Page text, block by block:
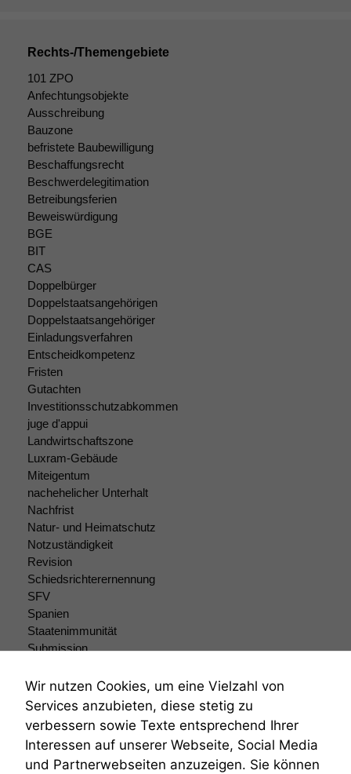
Rechts-/Themengebiete
101 ZPO
Anfechtungsobjekte
Ausschreibung
Bauzone
befristete Baubewilligung
Beschaffungsrecht
Beschwerdelegitimation
Betreibungsferien
Beweiswürdigung
BGE
BIT
CAS
Doppelbürger
Doppelstaatsangehörigen
Doppelstaatsangehöriger
Einladungsverfahren
Entscheidkompetenz
Fristen
Gutachten
Investitionsschutzabkommen
juge d'appui
Landwirtschaftszone
Luxram-Gebäude
Miteigentum
nachehelicher Unterhalt
Nachfrist
Natur- und Heimatschutz
Notzuständigkeit
Revision
Schiedsrichterernennung
SFV
Spanien
Staatenimmunität
Submission
Teilungsklage
Venezuela
VRK
Wiederherstellungsanordnung
Zivilprozessordnung
ZPO
Wir nutzen Cookies, um eine Vielzahl von
Services anzubieten, diese stetig zu
verbessern sowie Texte entsprechend Ihrer
Interessen auf unserer Webseite, Social Media
und Partnerwebseiten anzuzeigen. Sie können
Funktionen auf
sind optional.
Wenn Sie
diese Option
deaktivieren,
kann die
Website nicht